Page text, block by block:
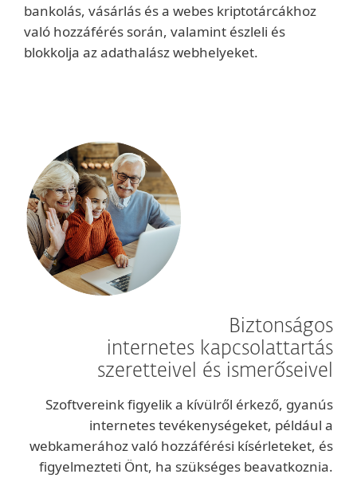
bankolás, vásárlás és a webes kriptotárcákhoz
való hozzáférés során, valamint észleli és
blokkolja az adathalász webhelyeket.
Biztonságos
internetes kapcsolattartás
szeretteivel és ismerőseivel
Szoftvereink figyelik a kívülről érkező, gyanús
internetes tevékenységeket, például a
webkamerához való hozzáférési kísérleteket, és
figyelmezteti Önt, ha szükséges beavatkoznia.